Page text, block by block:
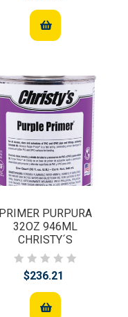
PRIMER PURPURA
32OZ 946ML
CHRISTY´S
$236.21